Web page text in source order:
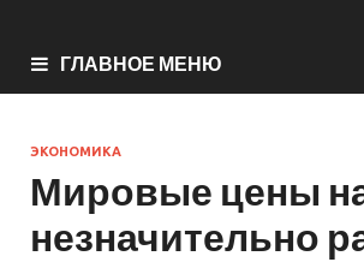
ГЛАВНОЕ МЕНЮ
ЭКОНОМИКА
Мировые цены
незначительно